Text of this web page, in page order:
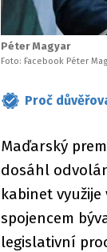
Péter Magyar
Foto: Facebook Péter
Proč
Maďarský
dosáhl
kabinet
spojencem
legislativní